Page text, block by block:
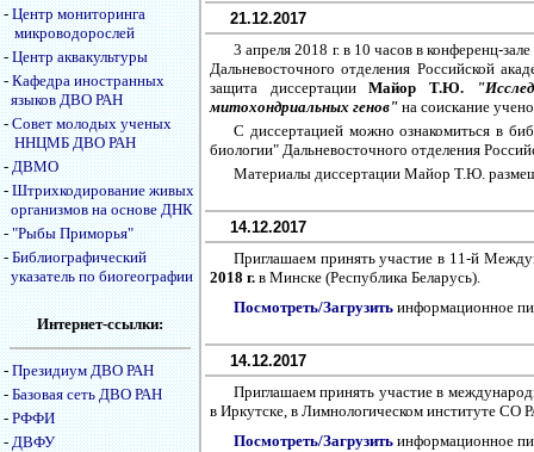
-Центр мониторинга
микроводорослей
-Центр аквакультуры
-Кафедра иностранных
языков ДВО РАН
-Совет молодых ученых
ННЦМБ ДВО РАН
-ДВМО
-Штрихкодирование живых
организмов на основе ДНК
-"Рыбы Приморья"
-Библиографический
указатель по биогеографии
Интернет-ссылки:
-Президиум ДВО РАН
-Базовая сеть ДВО РАН
-РФФИ
-ДВФУ
21.12.2017
3 апреля 2018 г. в 10 часов в конференц-
Дальневосточного отделения Российской
защита диссертацииМайор Т.Ю.
митохондриальных генов" на соискание
С диссертацией можно ознакомиться в
биологии" Дальневосточного отделения
Материалы диссертации Майор Т.Ю.
14.12.2017
Приглашаем принять участие в 11-й
2018 г. в Минске (Республика Беларусь).
Посмотреть/Загрузить информационное
14.12.2017
Приглашаем принять участие в
в Иркутске, в Лимнологическом институте СО
Посмотреть/Загрузить информационное